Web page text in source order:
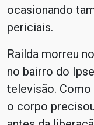
ocasionando
periciais.
Railda morreu
no bairro do
televisão. Como
o corpo